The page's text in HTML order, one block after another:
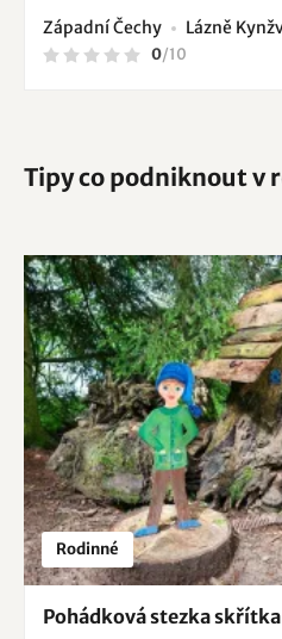
Západní Čechy Lázně
0/10
Tipy co podniknout v
Rodinné
Pohádková stezka